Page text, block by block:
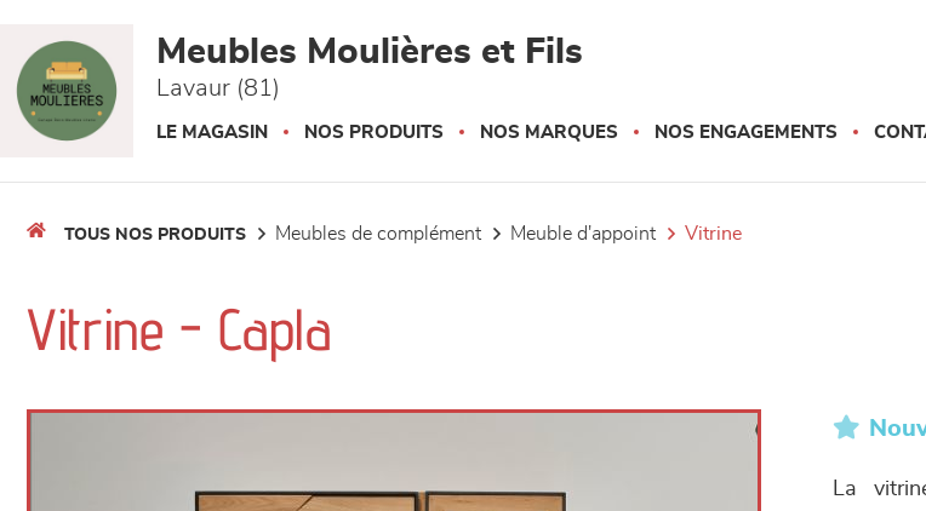
Meubles Moulières et Fils
Lavaur (81)
LE MAGASIN NOS PRODUITS NOS MARQUES NOS ENGAGEMENTS
TOUS NOS PRODUITS meubles de complément meuble d'appoint vitrine
Vitrine - Capla
La